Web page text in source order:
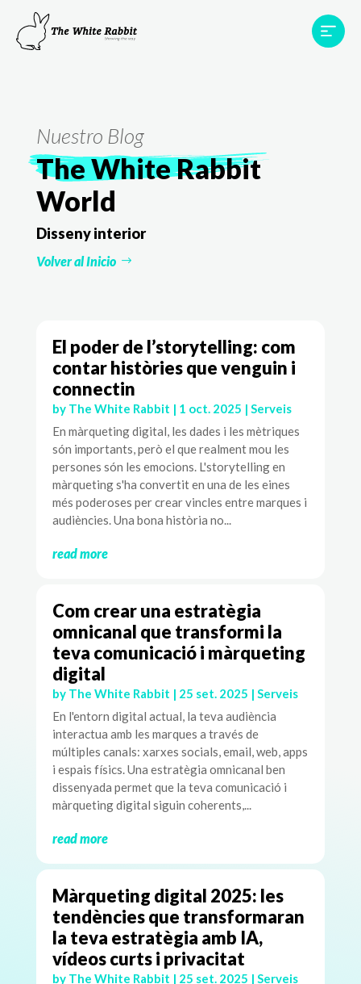
Projectes
Nuestro Blog
The White Rabbit
World
Disseny interior
Volver al Inicio
El poder de l’storytelling: com
contar històries que venguin i
connectin
by The White Rabbit | 1 oct. 2025 | Serveis
En màrqueting digital, les dades i les mètriques
són importants, però el que realment mou les
persones són les emocions. L'storytelling en
màrqueting s'ha convertit en una de les eines
més poderoses per crear vincles entre marques i
audiències. Una bona història no...
read more
Com crear una estratègia
omnicanal que transformi la
teva comunicació i màrqueting
digital
by The White Rabbit | 25 set. 2025 | Serveis
En l'entorn digital actual, la teva audiència
interactua amb les marques a través de
múltiples canals: xarxes socials, email, web, apps
i espais físics. Una estratègia omnicanal ben
dissenyada permet que la teva comunicació i
màrqueting digital siguin coherents,...
read more
Màrqueting digital 2025: les
tendències que transformaran
la teva estratègia amb IA,
vídeos curts i privacitat
by The White Rabbit | 25 set. 2025 | Serveis